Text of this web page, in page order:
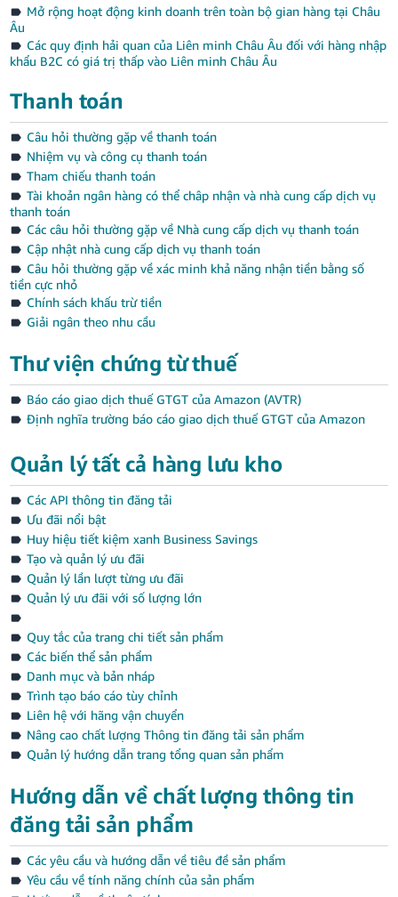
Mở rộng hoạt động kinh doanh trên toàn bộ gian hàng tại Châu
Âu
Các quy định hải quan của Liên minh Châu Âu đối với hàng nhập
khẩu B2C có giá trị thấp vào Liên minh Châu Âu
Thanh toán
Câu hỏi thường gặp về thanh toán
Nhiệm vụ và công cụ thanh toán
Tham chiếu thanh toán
Tài khoản ngân hàng có thể châp nhận và nhà cung cấp dịch vụ
thanh toán
Các câu hỏi thường gặp về Nhà cung cấp dịch vụ thanh toán
Cập nhật nhà cung cấp dịch vụ thanh toán
Câu hỏi thường gặp về xác minh khả năng nhận tiền bằng số
tiền cực nhỏ
Chính sách khấu trừ tiền
Giải ngân theo nhu cầu
Thư viện chứng từ thuế
Báo cáo giao dịch thuế GTGT của Amazon (AVTR)
Định nghĩa trường báo cáo giao dịch thuế GTGT của Amazon
Quản lý tất cả hàng lưu kho
Các API thông tin đăng tải
Ưu đãi nổi bật
Huy hiệu tiết kiệm xanh Business Savings
Tạo và quản lý ưu đãi
Quản lý lần lượt từng ưu đãi
Quản lý ưu đãi với số lượng lớn
Quy tắc của trang chi tiết sản phẩm
Các biến thể sản phẩm
Danh mục và bản nháp
Trình tạo báo cáo tùy chỉnh
Liên hệ với hãng vận chuyển
Nâng cao chất lượng Thông tin đăng tải sản phẩm
Quản lý hướng dẫn trang tổng quan sản phẩm
Hướng dẫn về chất lượng thông tin
đăng tải sản phẩm
Các yêu cầu và hướng dẫn về tiêu đề sản phẩm
Yêu cầu về tính năng chính của sản phẩm